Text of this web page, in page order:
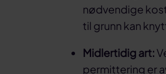
nødvendige
til grunn kan
Midlertidig art:
permittering er